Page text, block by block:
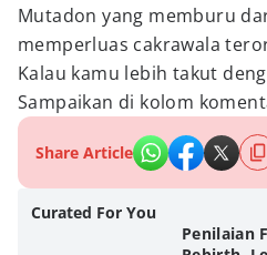
Mutadon yang memburu
memperluas cakrawala
Kalau kamu lebih takut
Sampaikan di kolom
Share Article
Curated For You
Penilaian